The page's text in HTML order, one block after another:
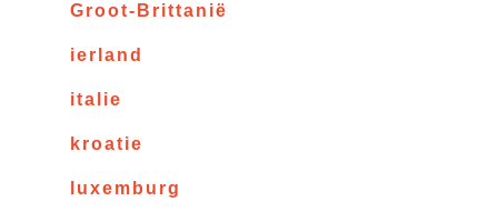
Groot-Brittanië
ierland
italie
kroatie
luxemburg